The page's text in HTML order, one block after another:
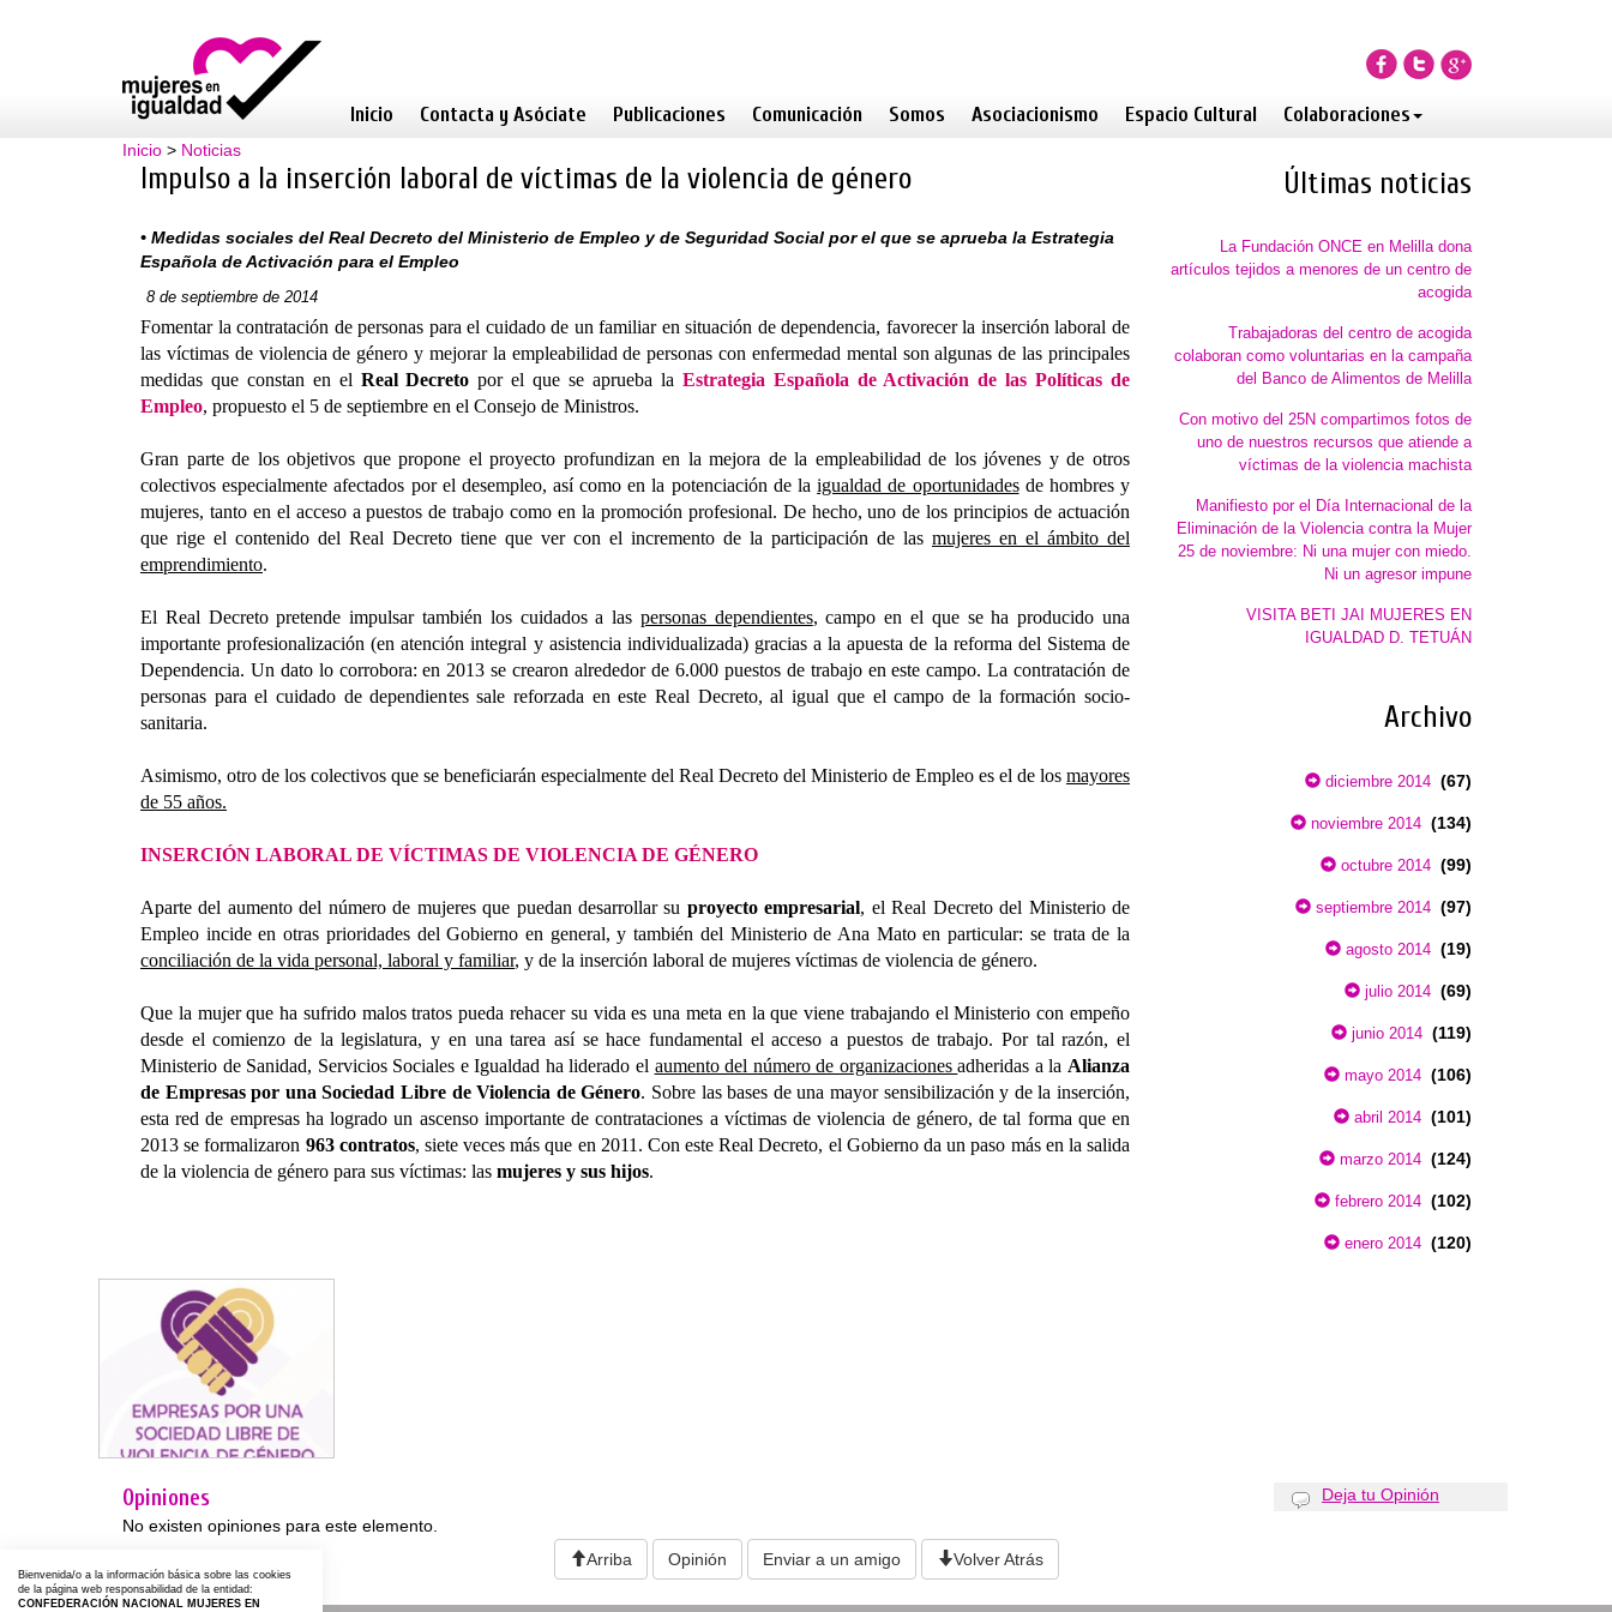
Inicio Contacta y Asóciate Publicaciones Comunicación Somos Asociacionismo Espacio Cultural Colaboraciones
Inicio > Noticias
Impulso a la inserción laboral de víctimas de la violencia de género
• Medidas sociales del Real Decreto del Ministerio de Empleo y de Seguridad Social por el que se aprueba la Estrategia
Española de Activación para el Empleo
8 de septiembre de 2014
Fomentar la contratación de personas para el cuidado de un familiar en situación de dependencia, favorecer la inserción laboral de
las víctimas de violencia de género y mejorar la empleabilidad de personas con enfermedad mental son algunas de las principales
medidas que constan en el Real Decretopor el que se aprueba la Estrategia Española de Activación de las Políticas de
Empleo, propuesto el 5 de septiembre en el Consejo de Ministros.
Gran parte de los objetivos que propone el proyecto profundizan en la mejora de la empleabilidad de los jóvenes y de otros
colectivos especialmente afectados por el desempleo, así como en la potenciación de laigualdad de oportunidadesde hombres y
mujeres, tanto en el acceso a puestos de trabajo como en la promoción profesional. De hecho, uno de los principios de actuación
que rige el contenido del Real Decreto tiene que ver con el incremento de la participación de las mujeres en el ámbito del
emprendimiento.
El Real Decreto pretende impulsar también los cuidados a las personas dependientes, campo en el que se ha producido una
importante profesionalización (en atención integral y asistencia individualizada) gracias a la apuesta de la reforma del Sistema de
Dependencia. Un dato lo corrobora: en 2013 se crearon alrededor de 6.000 puestos de trabajo en este campo. La contratación de
personas para el cuidado de dependientes sale reforzada en este Real Decreto, al igual que el campo de la formación socio-
sanitaria.
Asimismo, otro de los colectivos que se beneficiarán especialmente del Real Decreto del Ministerio de Empleo es el de los mayores
de 55 años.
INSERCIÓN LABORAL DE VÍCTIMAS DE VIOLENCIA DE GÉNERO
Aparte del aumento del número de mujeres que puedan desarrollar su proyecto empresarial, el Real Decreto del Ministerio de
Empleo incide en otras prioridades del Gobierno en general, y también del Ministerio de Ana Mato en particular: se trata de la
conciliación de la vida personal, laboral y familiar, y de la inserción laboral de mujeres víctimas de violencia de género.
Que la mujer que ha sufrido malos tratos pueda rehacer su vida es una meta en la que viene trabajando el Ministerio con empeño
desde el comienzo de la legislatura, y en una tarea así se hace fundamental el acceso a puestos de trabajo. Por tal razón, el
Ministerio de Sanidad, Servicios Sociales e Igualdad ha liderado el aumento del número de organizacionesadheridas a la Alianza
de Empresas por una Sociedad Libre de Violencia de Género. Sobre las bases de una mayor sensibilización y de la inserción,
esta red de empresas ha logrado un ascenso importante de contrataciones a víctimas de violencia de género, de tal forma que en
2013 se formalizaron 963 contratos, siete veces más que en 2011. Con este Real Decreto, el Gobierno da un paso más en la salida
de la violencia de género para sus víctimas: las mujeres y sus hijos.
Últimas noticias
La Fundación ONCE en Melilla dona
artículos tejidos a menores de un centro de
acogida
Trabajadoras del centro de acogida
colaboran como voluntarias en la campaña
del Banco de Alimentos de Melilla
Con motivo del 25N compartimos fotos de
uno de nuestros recursos que atiende a
víctimas de la violencia machista
Manifiesto por el Día Internacional de la
Eliminación de la Violencia contra la Mujer
25 de noviembre: Ni una mujer con miedo.
Ni un agresor impune
VISITA BETI JAI MUJERES EN
IGUALDAD D. TETUÁN
Archivo
diciembre 2014 (67)
noviembre 2014 (134)
octubre 2014 (99)
septiembre 2014 (97)
agosto 2014 (19)
julio 2014 (69)
junio 2014 (119)
mayo 2014 (106)
abril 2014 (101)
marzo 2014 (124)
febrero 2014 (102)
enero 2014 (120)
Opiniones
Deja tu Opinión
No existen opiniones para este elemento.
Arriba
Opinión Enviar a un amigo Volver Atrás
Bienvenida/o a la información básica sobre las cookies
de la página web responsabilidad de la entidad:
CONFEDERACIÓN NACIONAL MUJERES EN